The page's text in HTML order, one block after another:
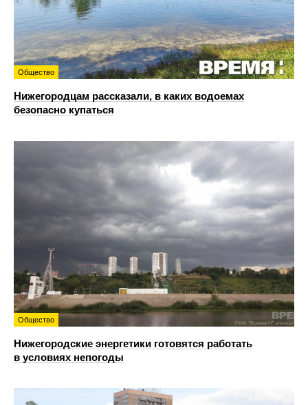
Общество
Нижегородцам рассказали, в каких водоемах
безопасно купаться
Общество
Нижегородские энергетики готовятся работать
в условиях непогоды